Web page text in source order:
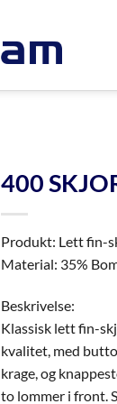
400
Produkt: Lett fin-
Material: 35%
Beskrivelse:
Klassisk lett fin-
kvalitet, med
krage, og
to lommer i front.